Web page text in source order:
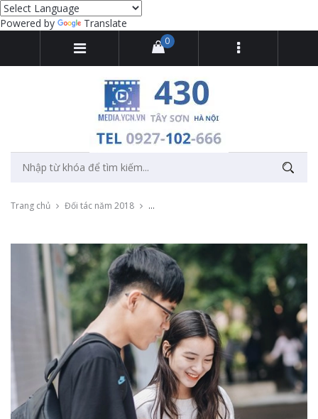
Powered by Translate
0
Trang chủ Đối tác năm 2018 Livestream ngày hội tuyển sinh Đại học